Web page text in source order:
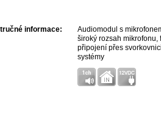
informace:
Audiomodul s
široký rozsah mikrofonu,
připojení přes
systémy